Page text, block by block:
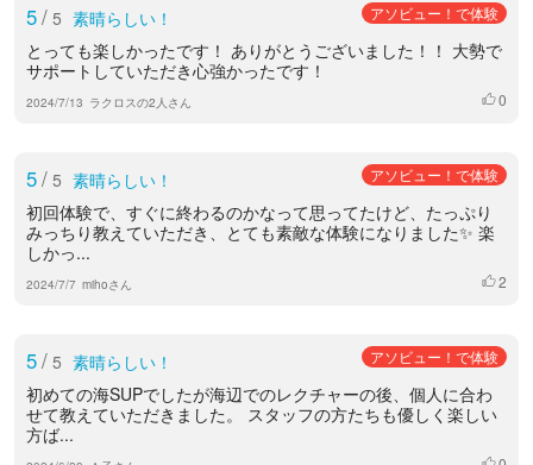
5/ 5 素晴らしい！ アソビュー！で体験
とっても楽しかったです！ ありがとうございました！！ 大勢で
サポートしていただき心強かったです！
2024/7/13 ラクロスの2人さん いいね
0
5/ 5 素晴らしい！ アソビュー！で体験
初回体験で、すぐに終わるのかなって思ってたけど、たっぷり
みっちり教えていただき、とても素敵な体験になりました✨ 楽
しかっ...
2024/7/7 mihoさん いいね
2
5/ 5 素晴らしい！ アソビュー！で体験
初めての海SUPでしたが海辺でのレクチャーの後、個人に合わ
せて教えていただきました。 スタッフの方たちも優しく楽しい
方ば...